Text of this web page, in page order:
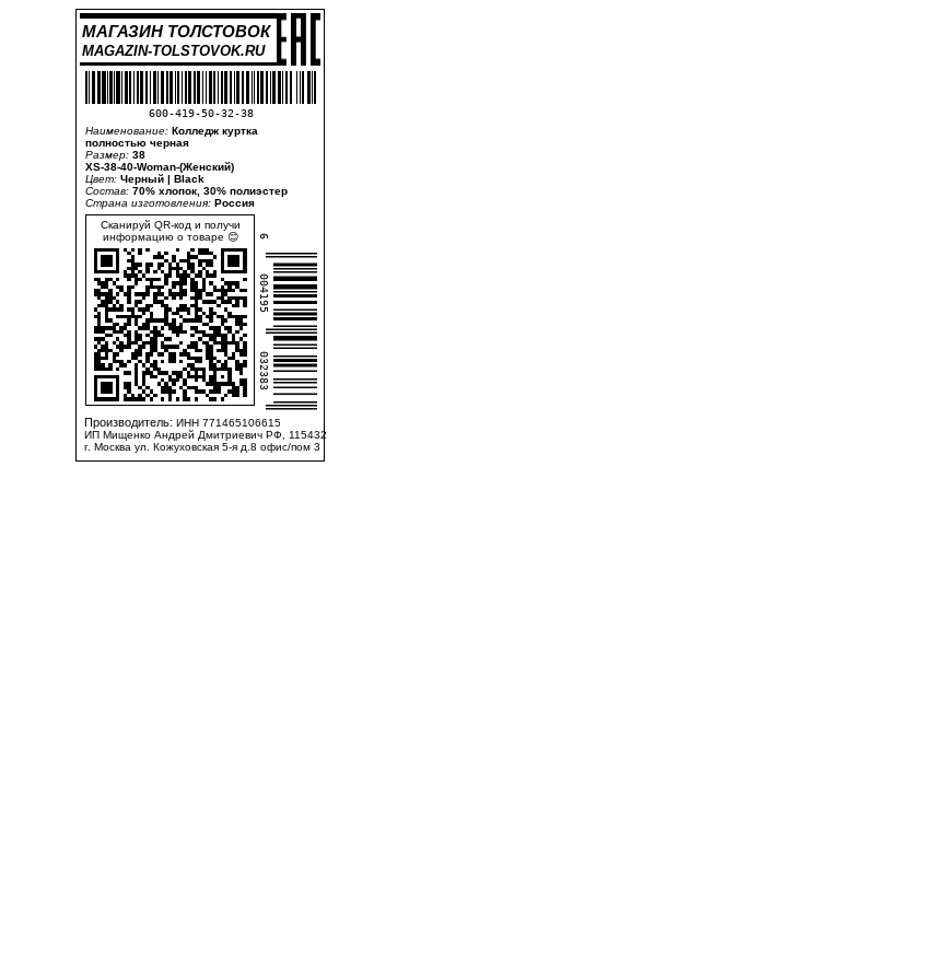
МАГАЗИН ТОЛСТОВОК
MAGAZIN-TOLSTOVOK.RU
600-419-50-32-38
Наименование: Колледж куртка
полностью черная
Размер: 38
XS-38-40-Woman-(Женский)
Цвет: Черный | Black
Состав: 70% хлопок, 30% полиэстер
Страна изготовления: Россия
Сканируй QR-код и получи
информацию о товаре 😊
6
004195
032383
Производитель: ИНН 771465106615
ИП Мищенко Андрей Дмитриевич РФ, 115432
г. Москва ул. Кожуховская 5-я д.8 офис/пом 3